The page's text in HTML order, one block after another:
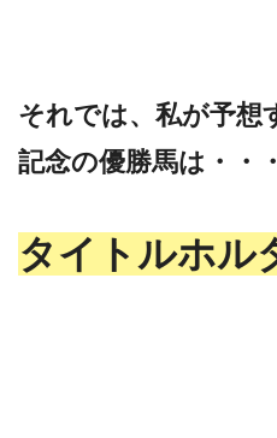
それでは、私が予想
記念の優勝馬は・・・
タイトルホル